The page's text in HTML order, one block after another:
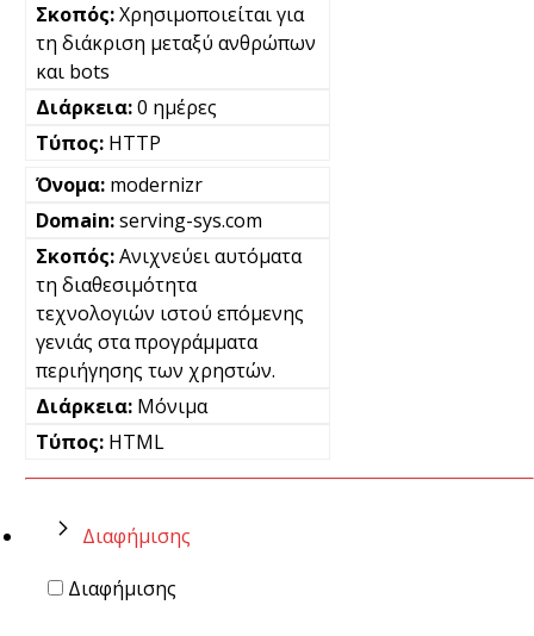
Χρησιμοποιείται για
τη διάκριση μεταξύ ανθρώπων
και bots
0 ημέρες
HTTP
modernizr
serving-sys.com
Ανιχνεύει αυτόματα
τη διαθεσιμότητα
τεχνολογιών ιστού επόμενης
γενιάς στα προγράμματα
περιήγησης των χρηστών.
Μόνιμα
HTML
Διαφήμισης
Διαφήμισης